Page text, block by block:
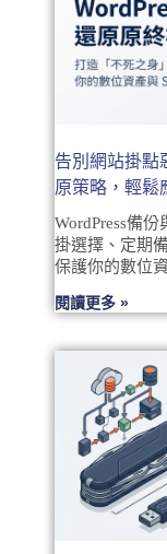
告別網站掛點
原策略，輕鬆
WordPress備
掛選擇、定期
保護你的數位
閱讀更多 »